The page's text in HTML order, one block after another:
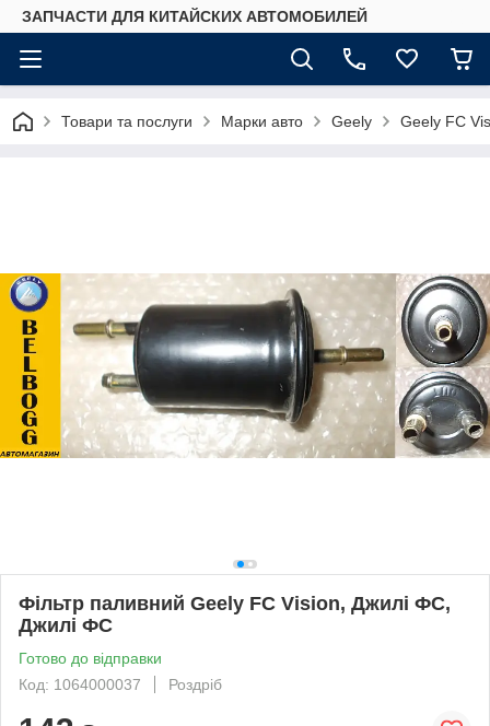
ЗАПЧАСТИ ДЛЯ КИТАЙСКИХ АВТОМОБИЛЕЙ
Товари та послуги Марки авто Geely Geely FC
Фільтр паливний Geely FC Vision, Джилі ФС,
Джилі ФС
Готово до відправки
Код: 1064000037
Роздріб